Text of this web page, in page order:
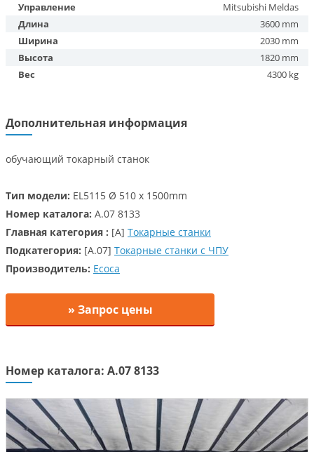
Управление
Mitsubishi Meldas
Длина
3600 mm
Ширина
2030 mm
Высота
1820 mm
Вес
4300 kg
Дополнительная информация
обучающий токарный станок
Тип модели: EL5115 Ø 510 x 1500mm
Номер каталога: A.07 8133
Главная категория : [A] Токарные станки
Подкатегория: [A.07] Токарные станки с ЧПУ
Производитель: Ecoca
» Запрос цены
Номер каталога: A.07 8133